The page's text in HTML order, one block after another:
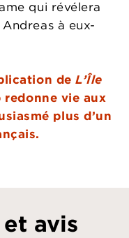
qui révélera
à eux-
deL’Île
vie aux
plus d’un
avis